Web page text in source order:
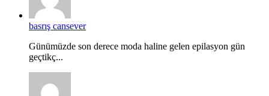
basrış cansever
Günümüzde son derece moda haline gelen epilasyon gün
geçtikç...